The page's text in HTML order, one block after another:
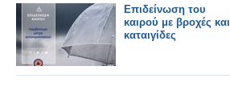
Επιδείνωση του
καιρού με βροχές και
καταιγίδες